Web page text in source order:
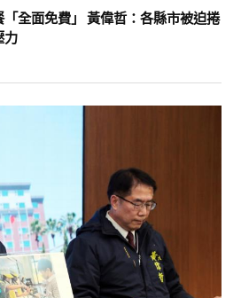
全面免費」 黃偉哲：各縣市被迫捲
力